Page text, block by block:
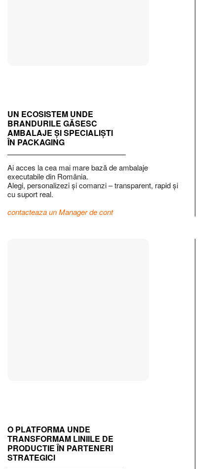
UN ECOSISTEM UNDE
BRANDURILE GĂSESC
AMBALAJE ȘI SPECIALIȘTI
ÎN PACKAGING
Ai acces la cea mai mare bază de ambalaje
executabile din România.
Alegi, personalizezi și comanzi – transparent, rapid și
cu suport real.
contacteaza un Manager de cont
O PLATFORMA UNDE
TRANSFORMAM LINIILE DE
PRODUCTIE ÎN PARTENERI
STRATEGICI